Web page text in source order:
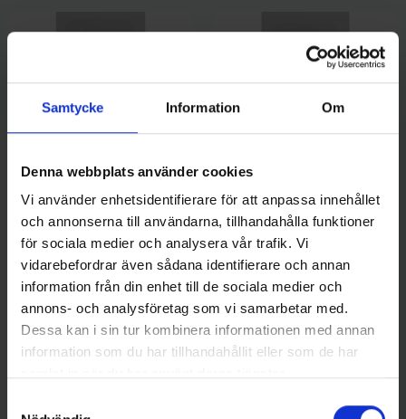
Samtycke Information Om
Denna webbplats använder cookies
Vi använder enhetsidentifierare för att anpassa innehållet
och annonserna till användarna, tillhandahålla funktioner
för sociala medier och analysera vår trafik. Vi
vidarebefordrar även sådana identifierare och annan
information från din enhet till de sociala medier och
annons- och analysföretag som vi samarbetar med.
Dessa kan i sin tur kombinera informationen med annan
information som du har tillhandahållit eller som de har
Lidmans Fiskeredskap
Lidmans Sputnick Skeddrag
12g, Blå/Silver
69 kr
Lidmans Fiskeredskap
Lidmans Sputnick Skeddrag
12g, Koppar
69 kr
16 andra produkter i samma kategori: